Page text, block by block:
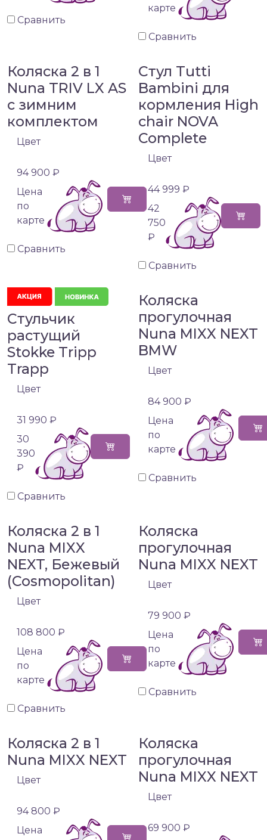
Сравнить
карте
Сравнить
Коляска 2 в 1
Nuna TRIV LX AS
с зимним
комплектом
Цвет
94 900 ₽
Цена
по
карте
Сравнить
Стул Tutti
Bambini для
кормления High
chair NOVA
Complete
Цвет
44 999 ₽
42
750
₽
Сравнить
Стульчик
растущий
Stokke Tripp
Trapp
Цвет
31 990 ₽
30
390
₽
Сравнить
Коляска
прогулочная
Nuna MIXX NEXT
BMW
Цвет
84 900 ₽
Цена
по
карте
Сравнить
Коляска 2 в 1
Nuna MIXX
NEXT, Бежевый
(Cosmopolitan)
Цвет
108 800 ₽
Цена
по
карте
Сравнить
Коляска
прогулочная
Nuna MIXX NEXT
Цвет
79 900 ₽
Цена
по
карте
Сравнить
Коляска 2 в 1
Nuna MIXX NEXT
Цвет
94 800 ₽
Цена
Коляска
прогулочная
Nuna MIXX NEXT
Цвет
69 900 ₽